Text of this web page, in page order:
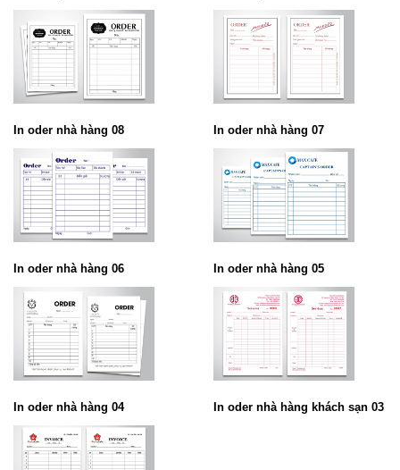
In oder nhà hàng 08 In oder nhà hàng 07
In oder nhà hàng 06 In oder nhà hàng 05
In oder nhà hàng 04 In oder nhà hàng khách sạn 03